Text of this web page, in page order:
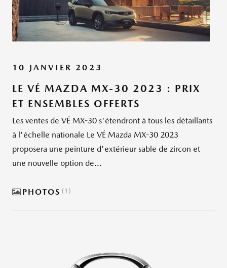
10 JANVIER 2023
LE VÉ MAZDA MX-30 2023 : PRIX
ET ENSEMBLES OFFERTS
Les ventes de VÉ MX-30 s'étendront à tous les détaillants
à l'échelle nationale Le VÉ Mazda MX-30 2023
proposera une peinture d'extérieur sable de zircon et
une nouvelle option de...
PHOTOS 1